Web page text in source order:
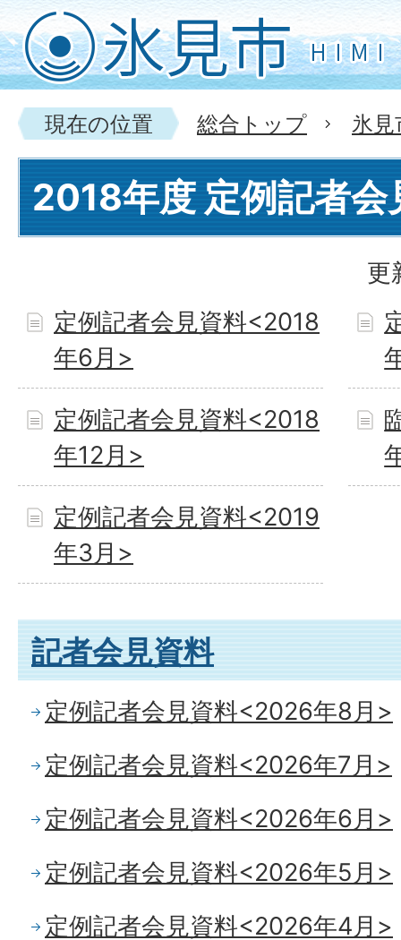
現在の位置 総合トップ 氷
2018年度 定例記者会
更
定例記者会見資料<2018
年6月>
定例記者会見資料<2018
年12月>
定例記者会見資料<2019
年3月>
記者会見資料
定例記者会見資料<2026年8月>
定例記者会見資料<2026年7月>
定例記者会見資料<2026年6月>
定例記者会見資料<2026年5月>
定例記者会見資料<2026年4月>